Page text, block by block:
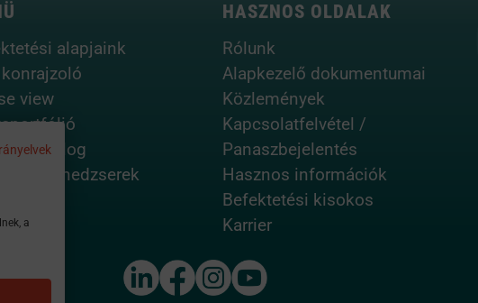
a
alapjaink
view
blog
menedzserek
HASZNOS OLDALAK
Rólunk
Alapkezelő dokumentumai
Közlemények
Kapcsolatfelvétel /
Panaszbejelentés
Hasznos információk
Befektetési kisokos
Karrier